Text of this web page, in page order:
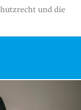
und die